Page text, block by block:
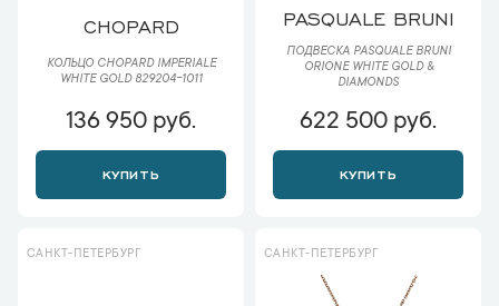
CHOPARD
КОЛЬЦО CHOPARD IMPERIALE
WHITE GOLD 829204-1011
136 950 руб.
КУПИТЬ
PASQUALE BRUNI
ПОДВЕСКА PASQUALE BRUNI
ORIONE WHITE GOLD &
DIAMONDS
622 500 руб.
КУПИТЬ
САНКТ-ПЕТЕРБУРГ САНКТ-ПЕТЕРБУРГ